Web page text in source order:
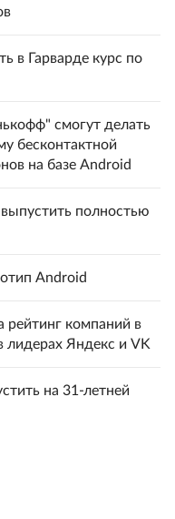
в Гарварде курс по
смогут делать
бесконтактной
на базе Android
полностью
Android
рейтинг компаний в
лидерах Яндекс и VK
на 31-летней